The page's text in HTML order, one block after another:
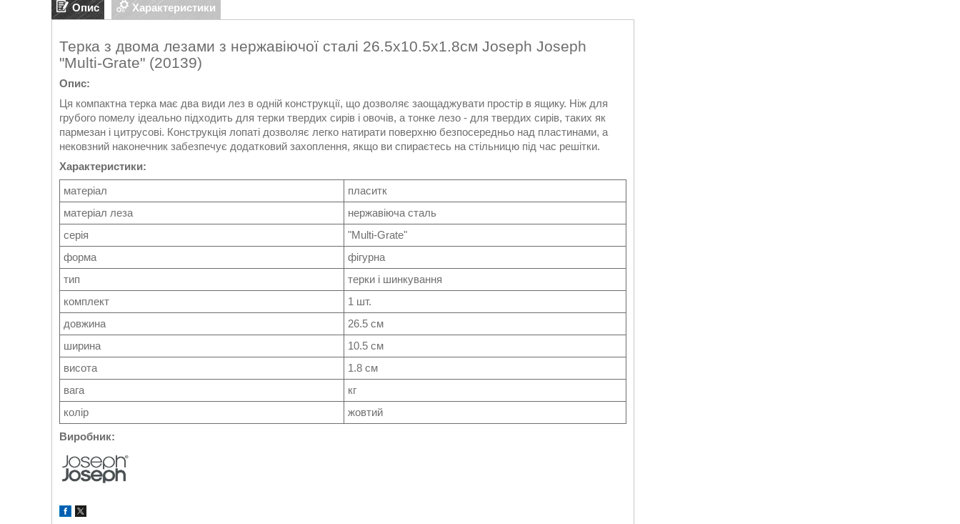
Опис Характеристики
Терка з двома лезами з нержавіючої сталі 26.5х10.5х1.8см Joseph Joseph
"Multi-Grate" (20139)
Опис:
Ця компактна терка має два види лез в одній конструкції, що дозволяє заощаджувати простір в ящику. Ніж для
грубого помелу ідеально підходить для терки твердих сирів і овочів, а тонке лезо - для твердих сирів, таких як
пармезан і цитрусові. Конструкція лопаті дозволяє легко натирати поверхню безпосередньо над пластинами, а
нековзний наконечник забезпечує додатковий захоплення, якщо ви спираєтесь на стільницю під час решітки.
Характеристики:
матеріал
пласитк
матеріал леза
нержавіюча сталь
серія
"Multi-Grate"
форма
фігурна
тип
терки і шинкування
комплект
1 шт.
довжина
26.5 см
ширина
10.5 см
висота
1.8 см
вага
кг
колір
жовтий
Виробник: